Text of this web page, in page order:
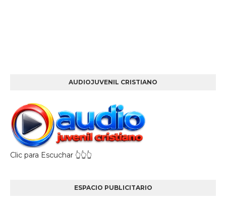
AUDIOJUVENIL CRISTIANO
Clic para Escuchar 👆👆👆
ESPACIO PUBLICITARIO